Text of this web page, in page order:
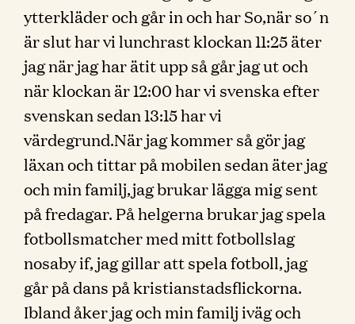
ytterkläder och går in och har So,när so´n
är slut har vi lunchrast klockan 11:25 äter
jag när jag har ätit upp så går jag ut och
när klockan är 12:00 har vi svenska efter
svenskan sedan 13:15 har vi
värdegrund.När jag kommer så gör jag
läxan och tittar på mobilen sedan äter jag
och min familj,jag brukar lägga mig sent
på fredagar. På helgerna brukar jag spela
fotbollsmatcher med mitt fotbollslag
nosaby if, jag gillar att spela fotboll, jag
går på dans på kristianstadsflickorna.
Ibland åker jag och min familj iväg och